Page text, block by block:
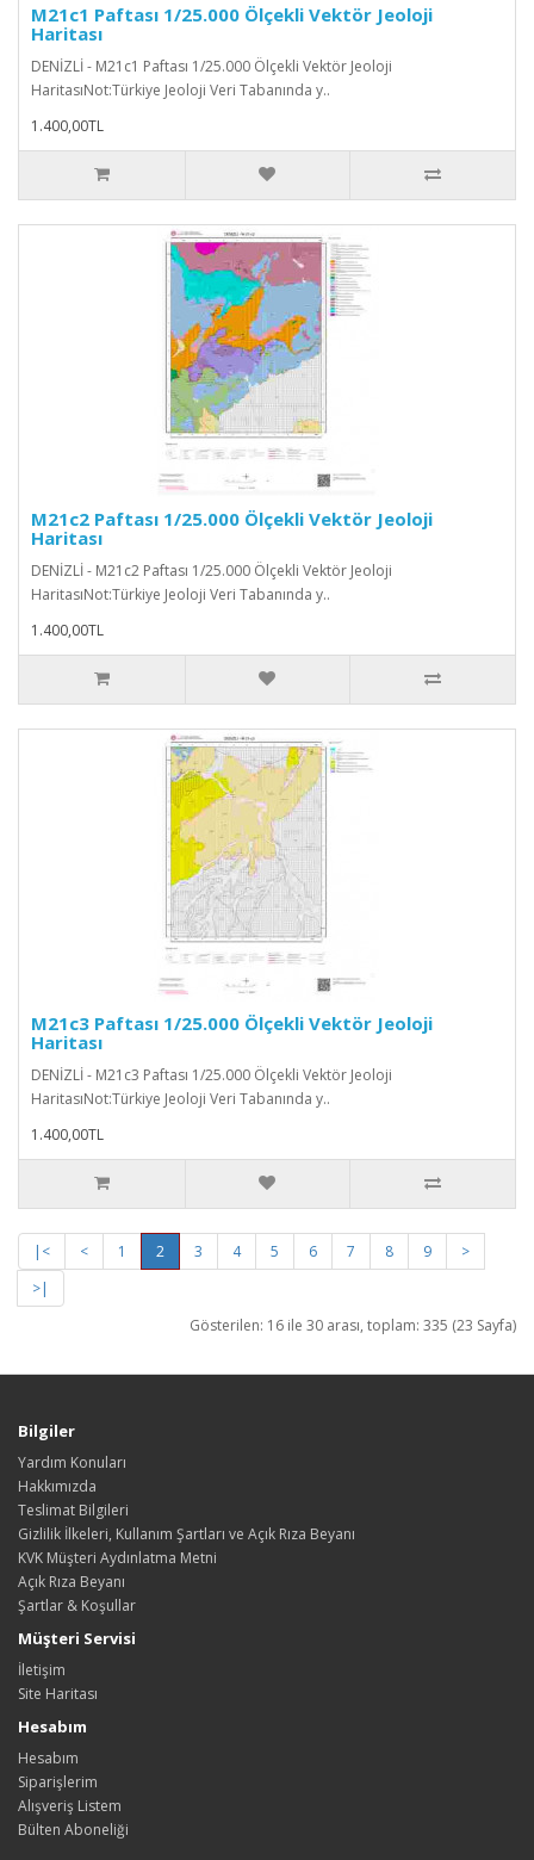
M21c1 Paftası 1/25.000 Ölçekli Vektör Jeoloji
Haritası
DENİZLİ - M21c1 Paftası 1/25.000 Ölçekli Vektör Jeoloji
HaritasıNot:Türkiye Jeoloji Veri Tabanında y..
1.400,00TL
M21c2 Paftası 1/25.000 Ölçekli Vektör Jeoloji
Haritası
DENİZLİ - M21c2 Paftası 1/25.000 Ölçekli Vektör Jeoloji
HaritasıNot:Türkiye Jeoloji Veri Tabanında y..
1.400,00TL
M21c3 Paftası 1/25.000 Ölçekli Vektör Jeoloji
Haritası
DENİZLİ - M21c3 Paftası 1/25.000 Ölçekli Vektör Jeoloji
HaritasıNot:Türkiye Jeoloji Veri Tabanında y..
1.400,00TL
|< < 1 2 3 4 5 6 7 8 9
>
>|
Gösterilen: 16 ile 30 arası, toplam: 335 (23 Sayfa)
Bilgiler
Yardım Konuları
Hakkımızda
Teslimat Bilgileri
Gizlilik İlkeleri, Kullanım Şartları ve Açık Rıza Beyanı
KVK Müşteri Aydınlatma Metni
Açık Rıza Beyanı
Şartlar & Koşullar
Müşteri Servisi
İletişim
Site Haritası
Hesabım
Hesabım
Siparişlerim
Alışveriş Listem
Bülten Aboneliği